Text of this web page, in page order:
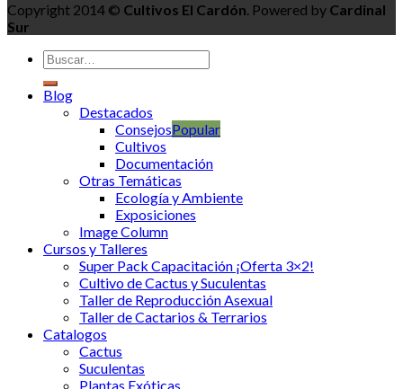
Copyright 2014 © Cultivos El Cardón. Powered by Cardinal
Sur
Blog
Destacados
Consejos
Cultivos
Documentación
Otras Temáticas
Ecología y Ambiente
Exposiciones
Image Column
Cursos y Talleres
Super Pack Capacitación ¡Oferta 3×2!
Cultivo de Cactus y Suculentas
Taller de Reproducción Asexual
Taller de Cactarios & Terrarios
Catalogos
Cactus
Suculentas
Plantas Exóticas